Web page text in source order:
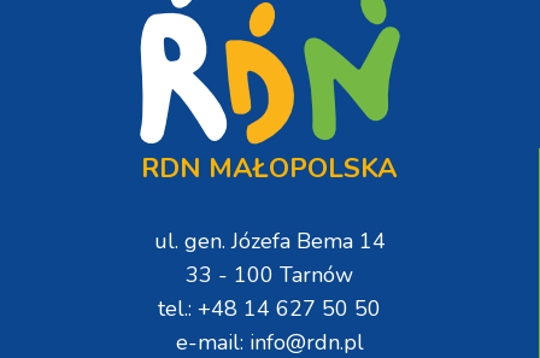
RDN MAŁOPOLSKA
ul. gen. Józefa Bema 14
33 - 100 Tarnów
tel.: +48 14 627 50 50
e-mail: info@rdn.pl